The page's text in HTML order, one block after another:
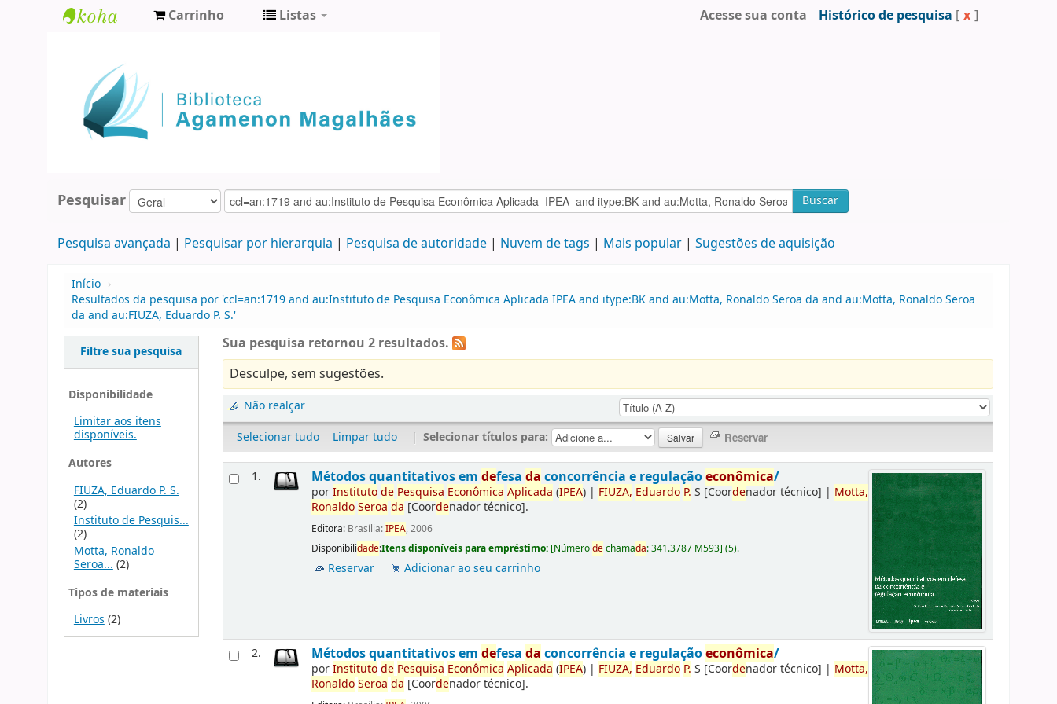
Agamenon
Magalhães
Carrinho Listas Acesse sua conta Histórico de pesquisa [ x ]
Pesquisar Buscar
Pesquisa avançada Pesquisar por hierarquia Pesquisa de autoridade Nuvem de tags Mais popular Sugestões de aquisição
Início ›
Resultados da pesquisa por 'ccl=an:1719 and au:Instituto de Pesquisa Econômica Aplicada IPEA and itype:BK and au:Motta, Ronaldo Seroa da and au:Motta, Ronaldo Seroa
da and au:FIUZA, Eduardo P. S.'
Filtre sua pesquisa
Disponibilidade
Limitar aos itens
disponíveis.
Autores
FIUZA, Eduardo P. S.
(2)
Instituto de Pesquis...
(2)
Motta, Ronaldo
Seroa... (2)
Tipos de materiais
Livros(2)
Sua pesquisa retornou 2 resultados.
Desculpe, sem sugestões.
Não realçar
Selecionar tudo
Limpar tudo | Selecionar títulos para:
1. Métodos quantitativos emdefesada concorrência e regulaçãoeconômica/
porInstitutode Pesquisa Econômica Aplicada (IPEA) | FIUZA, Eduardo P. S [Coordenador técnico] | Motta,
RonaldoSeroa da [Coordenador técnico].
Editora: Brasília:IPEA, 2006
Disponibilidade:Itens disponíveis para empréstimo: [Númerodechamada:341.3787 M593](5).
Reservar Adicionar ao seu carrinho
2. Métodos quantitativos emdefesada concorrência e regulaçãoeconômica/
porInstitutode Pesquisa Econômica Aplicada (IPEA) | FIUZA, Eduardo P. S [Coordenador técnico] | Motta,
RonaldoSeroa da [Coordenador técnico].